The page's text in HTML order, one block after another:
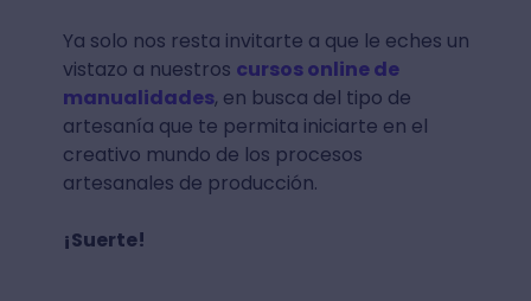
Ya solo nos resta invitarte a que le eches un
vistazo a nuestros cursos online de
manualidades, en busca del tipo de
artesanía que te permita iniciarte en el
creativo mundo de los procesos
artesanales de producción.
¡Suerte!